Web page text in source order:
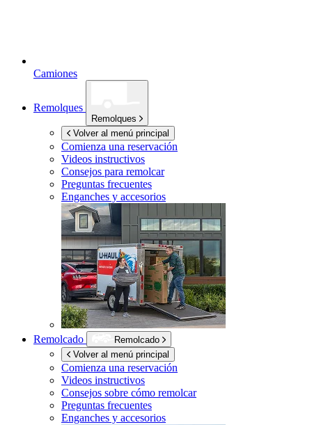
Camiones
Remolques
Remolques
Volver al menú principal
Comienza una reservación
Videos instructivos
Consejos para remolcar
Preguntas frecuentes
Enganches y accesorios
Remolcado
Remolcado
Volver al menú principal
Comienza una reservación
Videos instructivos
Consejos sobre cómo remolcar
Preguntas frecuentes
Enganches y accesorios